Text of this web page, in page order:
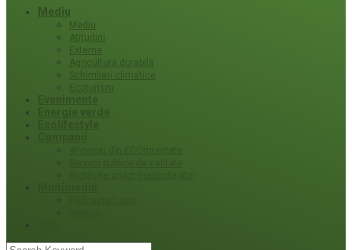
Mediu
Mediu
Atitudini
Externe
Agricultura durabila
Schimbari climatice
Ecoturism